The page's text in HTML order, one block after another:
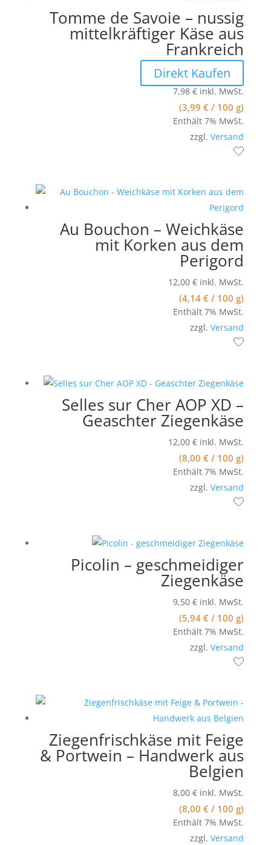
Tomme de Savoie – nussig
mittelkräftiger Käse aus
Frankreich
Direkt Kaufen
7,98€ inkl. MwSt.
(3,99€ / 100 g)
Enthält 7% MwSt.
zzgl.Versand
Au Bouchon – Weichkäse
mit Korken aus dem
Perigord
12,00€ inkl. MwSt.
(4,14€ / 100 g)
Enthält 7% MwSt.
zzgl.Versand
Selles sur Cher AOP XD –
Geaschter Ziegenkäse
12,00€ inkl. MwSt.
(8,00€ / 100 g)
Enthält 7% MwSt.
zzgl.Versand
Picolin – geschmeidiger
Ziegenkäse
9,50€ inkl. MwSt.
(5,94€ / 100 g)
Enthält 7% MwSt.
zzgl.Versand
Ziegenfrischkäse mit Feige
& Portwein – Handwerk aus
Belgien
8,00€ inkl. MwSt.
(8,00€ / 100 g)
Enthält 7% MwSt.
zzgl.Versand